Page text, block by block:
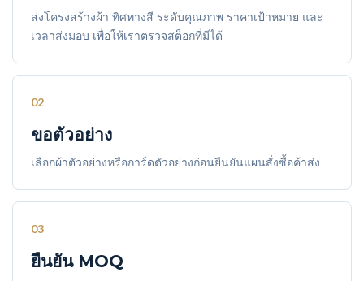
ส่งโครงสร้างผ้า ทิศทางสี ระดับคุณภาพ ราคาเป้าหมาย และ
เวลาส่งมอบ เพื่อให้เราตรวจสต็อกที่มีได้
02
ขอตัวอย่าง
เลือกผ้าตัวอย่างหรือการ์ดตัวอย่างก่อนยืนยันแผนสั่งซื้อค้าส่ง
03
ยืนยัน MOQ